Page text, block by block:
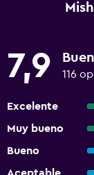
7,9 116
Excelente
Muy bueno
Bueno